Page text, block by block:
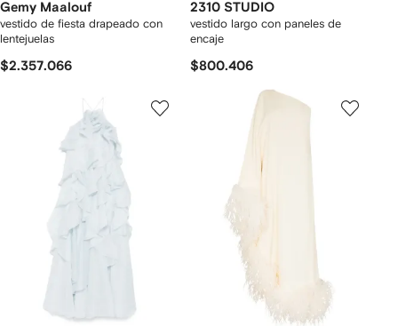
Gemy Maalouf
vestido de fiesta drapeado con
lentejuelas
$2.357.066
2310 STUDIO
vestido largo con paneles de
encaje
$800.406